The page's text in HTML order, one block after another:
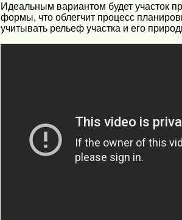
Идеальным вариантом будет участок
формы, что облегчит процесс
учитывать рельеф участка и его